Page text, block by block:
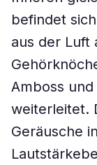
befindet
aus der Luft
Amboss
weiterleitet.
Geräusche